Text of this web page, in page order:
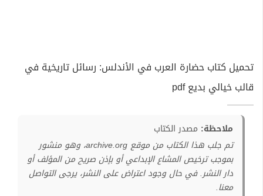
تحميل كتاب حضارة العرب في الأندلس: رسائل تاريخية في
قالب خيالي بديع pdf
ملاحظة: مصدر الكتاب
تم جلب هذا الكتاب من موقع archive.org، وهو منشور
بموجب ترخيص المشاع الإبداعي أو بإذن صريح من المؤلف أو
دار النشر. في حال وجود اعتراض على النشر، يرجى التواصل
معنا.